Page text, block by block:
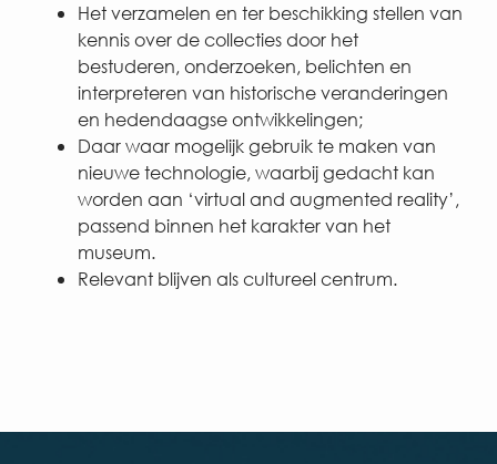
Het verzamelen en ter beschikking stellen van
kennis over de collecties door het
bestuderen, onderzoeken, belichten en
interpreteren van historische veranderingen
en hedendaagse ontwikkelingen;
Daar waar mogelijk gebruik te maken van
nieuwe technologie, waarbij gedacht kan
worden aan ‘virtual and augmented reality’,
passend binnen het karakter van het
museum.
Relevant blijven als cultureel centrum.